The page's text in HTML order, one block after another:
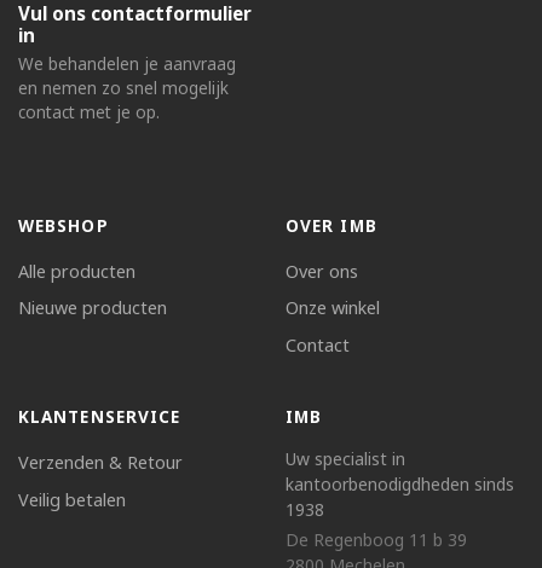
Vul ons contactformulier
in
We behandelen je aanvraag
en nemen zo snel mogelijk
contact met je op.
WEBSHOP
Alle producten
Nieuwe producten
OVER IMB
Over ons
Onze winkel
Contact
KLANTENSERVICE
Verzenden & Retour
Veilig betalen
IMB
Uw specialist in
kantoorbenodigdheden sinds
1938
De Regenboog 11 b 39